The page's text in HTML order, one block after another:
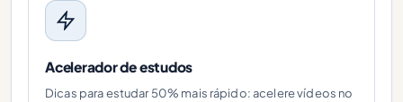
Acelerador de estudos
Dicas para estudar 50% mais rápido: acelere vídeos no